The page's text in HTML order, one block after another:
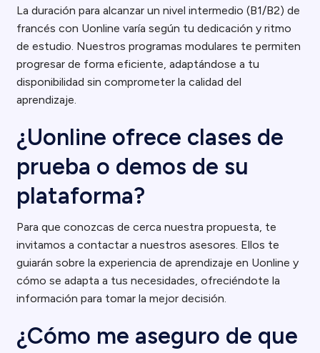
La duración para alcanzar un nivel intermedio (B1/B2) de
francés con Uonline varía según tu dedicación y ritmo
de estudio. Nuestros programas modulares te permiten
progresar de forma eficiente, adaptándose a tu
disponibilidad sin comprometer la calidad del
aprendizaje.
¿Uonline ofrece clases de
prueba o demos de su
plataforma?
Para que conozcas de cerca nuestra propuesta, te
invitamos a contactar a nuestros asesores. Ellos te
guiarán sobre la experiencia de aprendizaje en Uonline y
cómo se adapta a tus necesidades, ofreciéndote la
información para tomar la mejor decisión.
¿Cómo me aseguro de que